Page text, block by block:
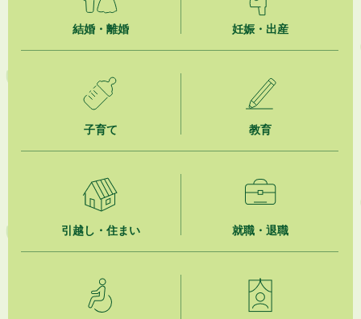
企業版ふるさと納税（地方創生応援税制）のお願い
【参加者募集】プロ棋士から学ぼう！はじめての将棋教室
「かけがわ手話動画」で手話を学ぼう！
市民活動カレンダー（リスト形式）
今月の広報かけがわ
市議会だより 第100号 (令和8年8月1日発行)を掲載しました
結婚・離婚 妊娠・出産
子育て 教育
引越し・住まい 就職・退職